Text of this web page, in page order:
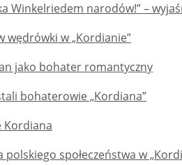
Winkelriedem narodów!” –
wędrówki w „Kordianie”
jako bohater romantyczny
bohaterowie „Kordiana”
Kordiana
polskiego społeczeństwa w